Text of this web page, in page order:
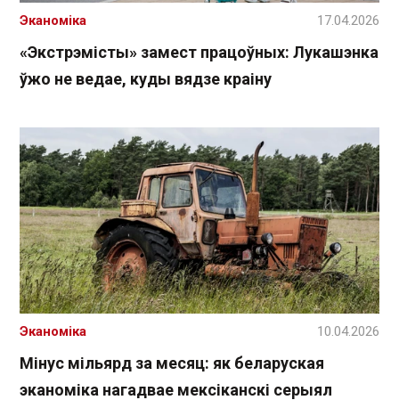
«Экстрэмісты» замест працоўных: Лукашэнка
ўжо не ведае, куды вядзе краіну
Эканоміка 17.04.2026
Мінус мільярд за месяц: як беларуская
эканоміка нагадвае мексіканскі серыял
Эканоміка 10.04.2026